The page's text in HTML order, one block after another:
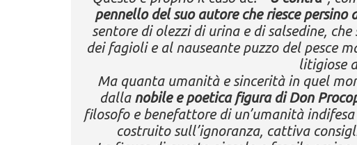
pennello del suo autore che riesce
sentore di olezzi di urina e di salsedine,
dei fagioli e al nauseante puzzo del pesce
litigiose
Ma quanta umanità e sincerità in quel
dalla nobile e poetica figura di Don
filosofo e benefattore di un’umanità
costruito sull’ignoranza, cattiva